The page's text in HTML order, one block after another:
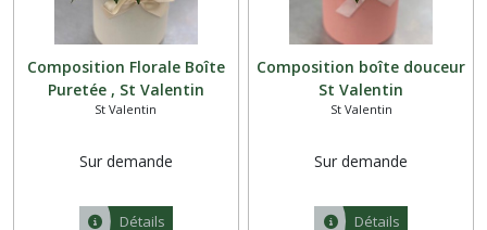
Composition Florale Boîte
Puretée , St Valentin
St Valentin
Sur demande
Détails
Composition boîte douceur
St Valentin
St Valentin
Sur demande
Détails